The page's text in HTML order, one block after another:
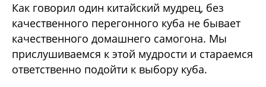
Как говорил один китайский мудрец, без
качественного перегонного куба не бывает
качественного домашнего самогона. Мы
прислушиваемся к этой мудрости и стараемся
ответственно подойти к выбору куба.